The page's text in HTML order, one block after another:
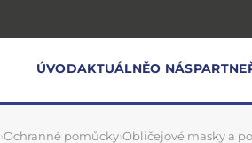
ÚVODAKTUÁLNĚO NÁS
›Ochranné pomůcky›Obličejové masky a